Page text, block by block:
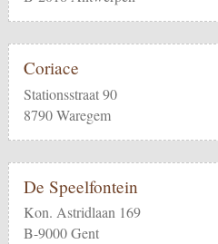
Coriace
Stationsstraat 90
8790 Waregem
De Speelfontein
Kon. Astridlaan 169
B-9000 Gent